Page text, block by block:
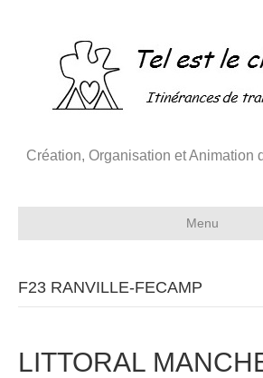
Création, Organisation et Animation
Menu
F23 RANVILLE-FECAMP
LITTORAL